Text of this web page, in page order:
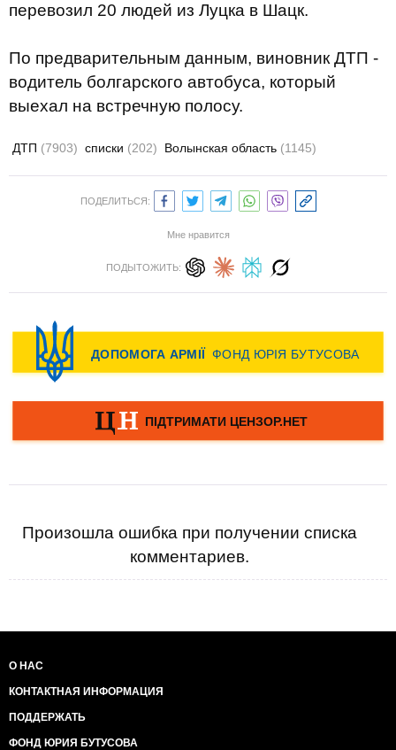
перевозил 20 людей из Луцка в Шацк.
По предварительным данным, виновник ДТП -
водитель болгарского автобуса, который
выехал на встречную полосу.
ДТП (7903) списки (202) Волынская область (1145)
ПОДЕЛИТЬСЯ:
Мне нравится
ПОДЫТОЖИТЬ:
Произошла ошибка при получении списка
комментариев.
О НАС
КОНТАКТНАЯ ИНФОРМАЦИЯ
ПОДДЕРЖАТЬ
ФОНД ЮРИЯ БУТУСОВА